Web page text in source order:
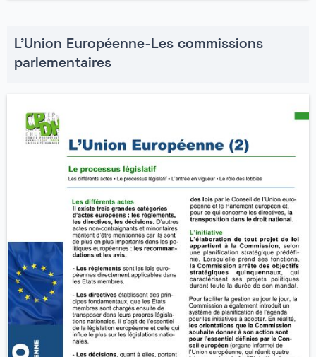
L'Union Européenne-Les commissions
parlementaires